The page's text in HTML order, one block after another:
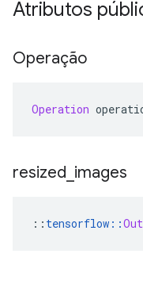
Atributos
Operação
Operation
resized images
:: tensorflow ::